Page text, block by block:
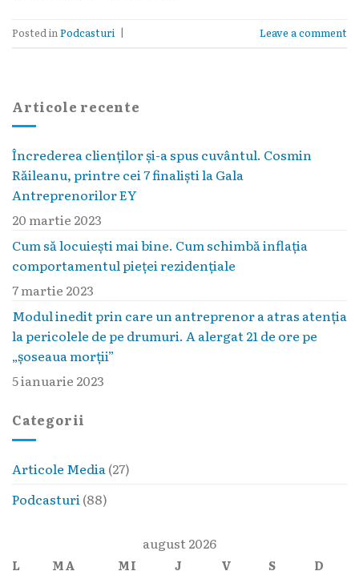
Articole recente
Încrederea clienților și-a spus cuvântul. Cosmin
Răileanu, printre cei 7 finaliști la Gala
Antreprenorilor EY
20 martie 2023
Cum să locuieşti mai bine. Cum schimbă inflaţia
comportamentul pieţei rezidenţiale
7 martie 2023
Modul inedit prin care un antreprenor a atras atenția
la pericolele de pe drumuri. A alergat 21 de ore pe
„șoseaua morții”
5 ianuarie 2023
Categorii
Articole Media (27)
Podcasturi (88)
august 2026
L MA MI J V S D
Posted inPodcasturi | Leave a comment